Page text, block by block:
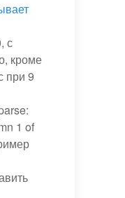
с
кроме
при 9
1 of